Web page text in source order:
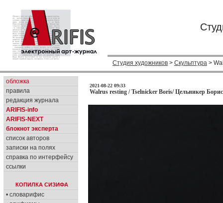
Студия художников > Скульптура >
обложка
правила
редакция журнала
ARIFIS-info
ARIFIS-NEXT
блокнот эксперта
список авторов
записки на полях
справка по интерфейсу
ссылки
КОПИЛКА СИЗИФА
• словарифис
2021-08-22 09:33
Walrus resting / Tselnicker Boris/ Цельникер